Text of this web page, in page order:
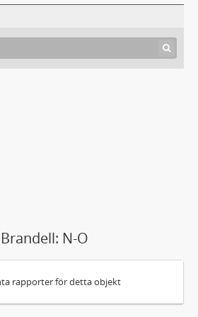
N-O
rapporter för detta objekt